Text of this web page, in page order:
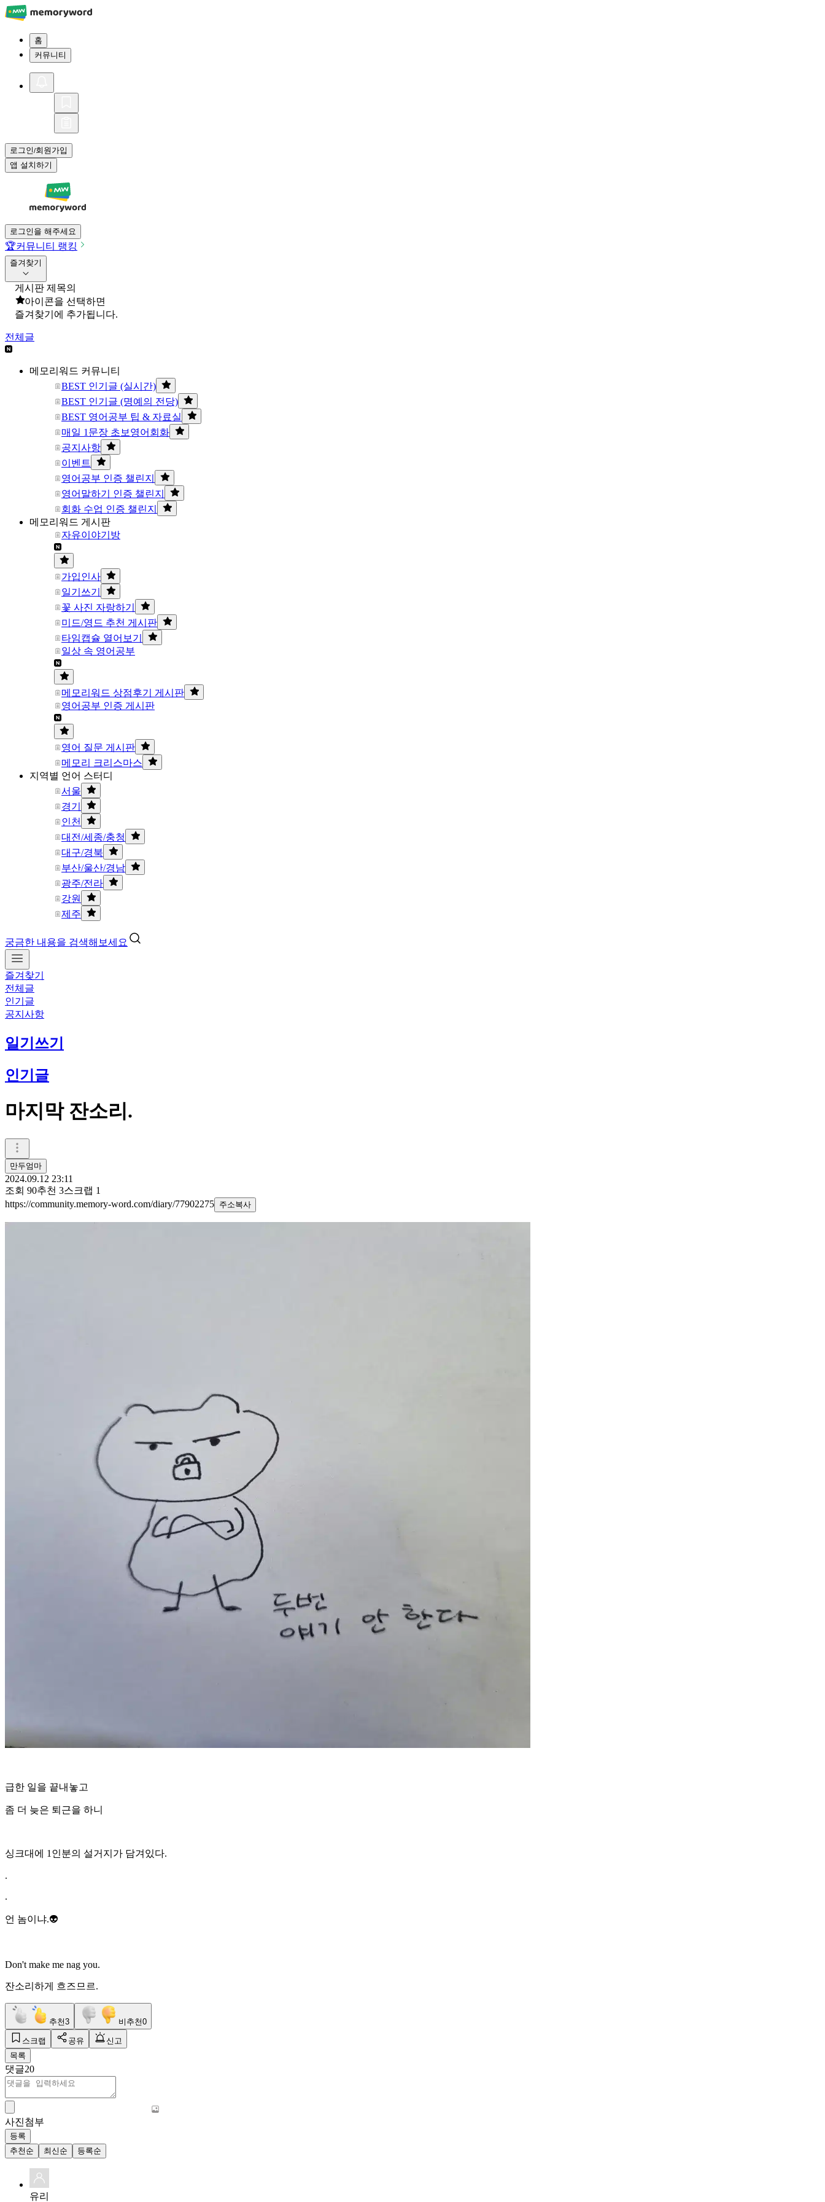
홈
커뮤니티
로그인/회원가입
앱 설치하기
로그인을 해주세요
🏆커뮤니티 랭킹
즐겨찾기
게시판 제목의
아이콘을 선택하면
즐겨찾기에 추가됩니다.
전체글
메모리워드 커뮤니티
BEST 인기글 (실시간)
BEST 인기글 (명예의 전당)
BEST 영어공부 팁 & 자료실
매일 1문장 초보영어회화
공지사항
이벤트
영어공부 인증 챌린지
영어말하기 인증 챌린지
회화 수업 인증 챌린지
메모리워드 게시판
자유이야기방
가입인사
일기쓰기
꽃 사진 자랑하기
미드/영드 추천 게시판
타임캡슐 열어보기
일상 속 영어공부
메모리워드 상점후기 게시판
영어공부 인증 게시판
영어 질문 게시판
메모리 크리스마스
지역별 언어 스터디
서울
경기
인천
대전/세종/충청
대구/경북
부산/울산/경남
광주/전라
강원
제주
궁금한 내용을 검색해보세요
즐겨찾기
전체글
인기글
공지사항
일기쓰기
인기글
마지막 잔소리.
만두엄마
2024.09.12 23:11
조회 90추천 3스크랩 1
https://community.memory-word.com/diary/77902275 주소복사
급한 일을 끝내놓고
좀 더 늦은 퇴근을 하니
싱크대에 1인분의 설거지가 담겨있다.
.
.
언 놈이냐.👽
Don't make me nag you.
잔소리하게 흐즈므르.
추천3 비추천0
스크랩 공유
신고
목록
댓글20
사진첨부
등록
추천순
최신순 등록순
유리